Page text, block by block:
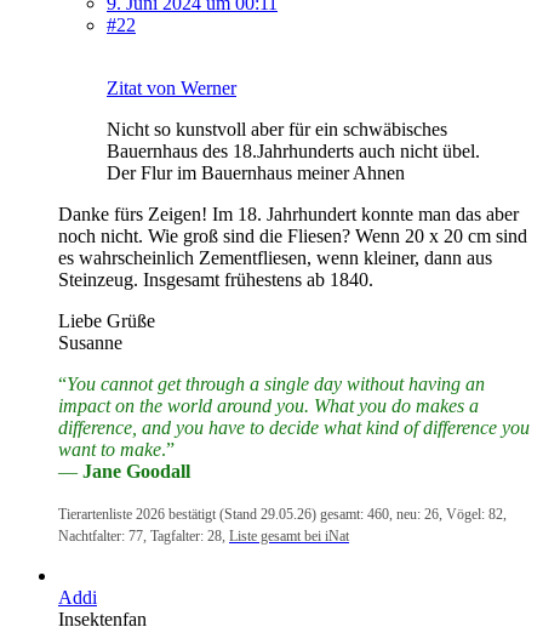
#22
Zitat von Werner
Nicht so kunstvoll aber für ein schwäbisches
Bauernhaus des 18.Jahrhunderts auch nicht übel.
Der Flur im Bauernhaus meiner Ahnen
Danke fürs Zeigen! Im 18. Jahrhundert konnte man das aber
noch nicht. Wie groß sind die Fliesen? Wenn 20 x 20 cm sind
es wahrscheinlich Zementfliesen, wenn kleiner, dann aus
Steinzeug. Insgesamt frühestens ab 1840.
Liebe Grüße
Susanne
“You cannot get through a single day without having an
impact on the world around you. What you do makes a
difference, and you have to decide what kind of difference you
want to make.”
― Jane Goodall
Tierartenliste 2026 bestätigt (Stand 29.05.26) gesamt: 460, neu: 26, Vögel: 82,
Nachtfalter: 77, Tagfalter: 28, Liste gesamt bei iNat
Addi
Insektenfan